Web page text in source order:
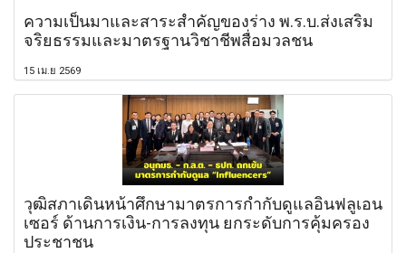
ความเป็นมาและสาระสำคัญของร่าง พ.ร.บ.ส่งเสริม
จริยธรรมและมาตรฐานวิชาชีพสื่อมวลชน
15 เม.ย 2569
วุฒิสภาเดินหน้าศึกษามาตรการกำกับดูแลอินฟลูเอน
เซอร์ ด้านการเงิน-การลงทุน ยกระดับการคุ้มครอง
ประชาชน